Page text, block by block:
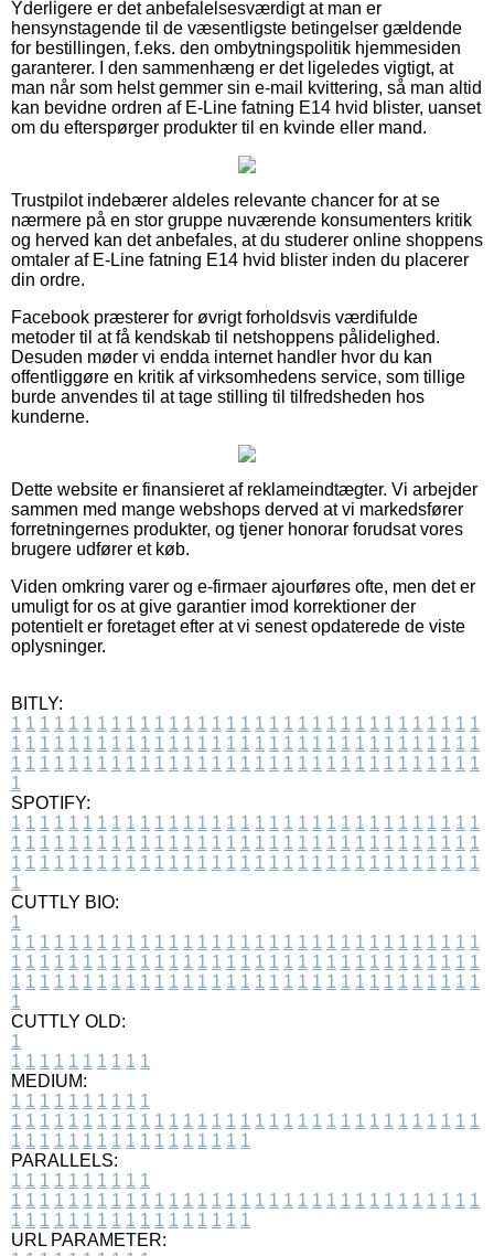
Yderligere er det anbefalelsesværdigt at man er
hensynstagende til de væsentligste betingelser gældende
for bestillingen, f.eks. den ombytningspolitik hjemmesiden
garanterer. I den sammenhæng er det ligeledes vigtigt, at
man når som helst gemmer sin e-mail kvittering, så man altid
kan bevidne ordren af E-Line fatning E14 hvid blister, uanset
om du efterspørger produkter til en kvinde eller mand.
Trustpilot indebærer aldeles relevante chancer for at se
nærmere på en stor gruppe nuværende konsumenters kritik
og herved kan det anbefales, at du studerer online shoppens
omtaler af E-Line fatning E14 hvid blister inden du placerer
din ordre.
Facebook præsterer for øvrigt forholdsvis værdifulde
metoder til at få kendskab til netshoppens pålidelighed.
Desuden møder vi endda internet handler hvor du kan
offentliggøre en kritik af virksomhedens service, som tillige
burde anvendes til at tage stilling til tilfredsheden hos
kunderne.
Dette website er finansieret af reklameindtægter. Vi arbejder
sammen med mange webshops derved at vi markedsfører
forretningernes produkter, og tjener honorar forudsat vores
brugere udfører et køb.
Viden omkring varer og e-firmaer ajourføres ofte, men det er
umuligt for os at give garantier imod korrektioner der
potentielt er foretaget efter at vi senest opdaterede de viste
oplysninger.
BITLY:
1 1 1 1 1 1 1 1 1 1 1 1 1 1 1 1 1 1 1 1 1 1 1 1 1 1 1 1 1 1 1 1 1
1 1 1 1 1 1 1 1 1 1 1 1 1 1 1 1 1 1 1 1 1 1 1 1 1 1 1 1 1 1 1 1 1
1 1 1 1 1 1 1 1 1 1 1 1 1 1 1 1 1 1 1 1 1 1 1 1 1 1 1 1 1 1 1 1 1
1
SPOTIFY:
1 1 1 1 1 1 1 1 1 1 1 1 1 1 1 1 1 1 1 1 1 1 1 1 1 1 1 1 1 1 1 1 1
1 1 1 1 1 1 1 1 1 1 1 1 1 1 1 1 1 1 1 1 1 1 1 1 1 1 1 1 1 1 1 1 1
1 1 1 1 1 1 1 1 1 1 1 1 1 1 1 1 1 1 1 1 1 1 1 1 1 1 1 1 1 1 1 1 1
1
CUTTLY BIO:
1
1 1 1 1 1 1 1 1 1 1 1 1 1 1 1 1 1 1 1 1 1 1 1 1 1 1 1 1 1 1 1 1 1
1 1 1 1 1 1 1 1 1 1 1 1 1 1 1 1 1 1 1 1 1 1 1 1 1 1 1 1 1 1 1 1 1
1 1 1 1 1 1 1 1 1 1 1 1 1 1 1 1 1 1 1 1 1 1 1 1 1 1 1 1 1 1 1 1 1
1
CUTTLY OLD:
1
1 1 1 1 1 1 1 1 1 1
MEDIUM:
1 1 1 1 1 1 1 1 1 1
1 1 1 1 1 1 1 1 1 1 1 1 1 1 1 1 1 1 1 1 1 1 1 1 1 1 1 1 1 1 1 1 1
1 1 1 1 1 1 1 1 1 1 1 1 1 1 1 1 1
PARALLELS:
1 1 1 1 1 1 1 1 1 1
1 1 1 1 1 1 1 1 1 1 1 1 1 1 1 1 1 1 1 1 1 1 1 1 1 1 1 1 1 1 1 1 1
1 1 1 1 1 1 1 1 1 1 1 1 1 1 1 1 1
URL PARAMETER: